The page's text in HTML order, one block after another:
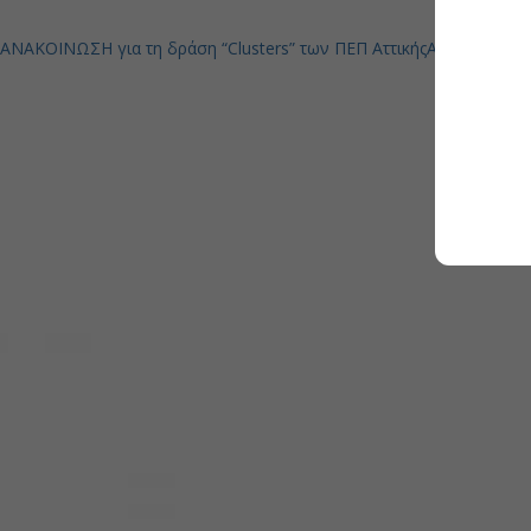
ΑΝΑΚΟΙΝΩΣΗ για τη δράση “Clusters” των ΠΕΠ Αττικής